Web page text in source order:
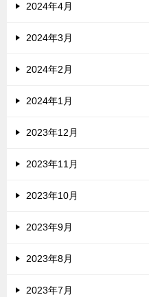
2024年4月
2024年3月
2024年2月
2024年1月
2023年12月
2023年11月
2023年10月
2023年9月
2023年8月
2023年7月